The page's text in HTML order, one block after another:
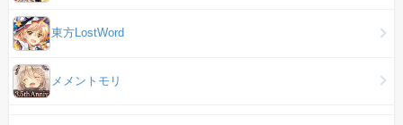
東方LostWord
メメントモリ